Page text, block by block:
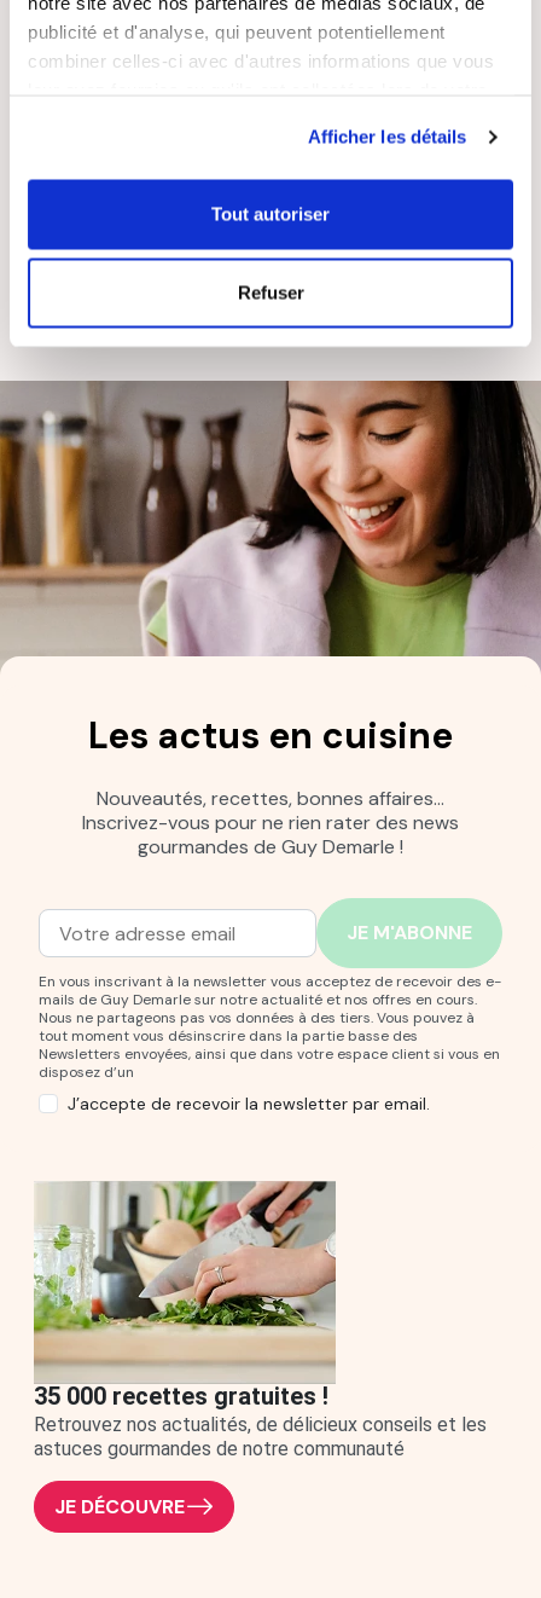
publicité et d'analyse, qui peuvent potentiellement
combiner celles-ci avec d'autres informations que vous
Afficher les détails
Tout autoriser
Refuser
Les actus en cuisine
Nouveautés, recettes, bonnes affaires…
Inscrivez-vous pour ne rien rater des news
gourmandes de Guy Demarle !
Adresse mail
Entrez votre adresse mail pour vous abonner à notre
En vous inscrivant à la newsletter vous acceptez de recevoir des e-
mails de Guy Demarle sur notre actualité et nos offres en cours.
Nous ne partageons pas vos données à des tiers. Vous pouvez à
tout moment vous désinscrire dans la partie basse des
Newsletters envoyées, ainsi que dans votre espace client si vous en
disposez d’un
J’accepte de recevoir la newsletter par email.
35 000 recettes gratuites !
Retrouvez nos actualités, de délicieux conseils et les
astuces gourmandes de notre communauté
JE DÉCOUVRE